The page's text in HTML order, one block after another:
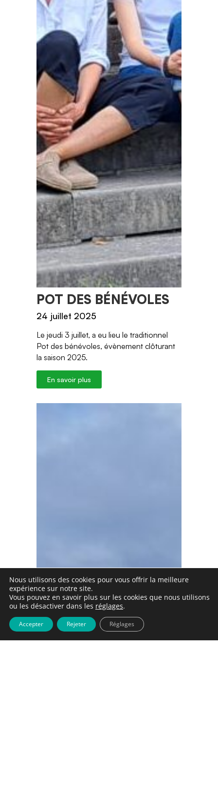
POT DES BÉNÉVOLES
24 juillet 2025
Le jeudi 3 juillet, a eu lieu le traditionnel
Pot des bénévoles, évènement clôturant
la saison 2025.
En savoir plus
Nous utilisons des cookies pour vous offrir la meilleure
expérience sur notre site.
Vous pouvez en savoir plus sur les cookies que nous utilisons
ou les désactiver dans les réglages.
Accepter Rejeter Réglages